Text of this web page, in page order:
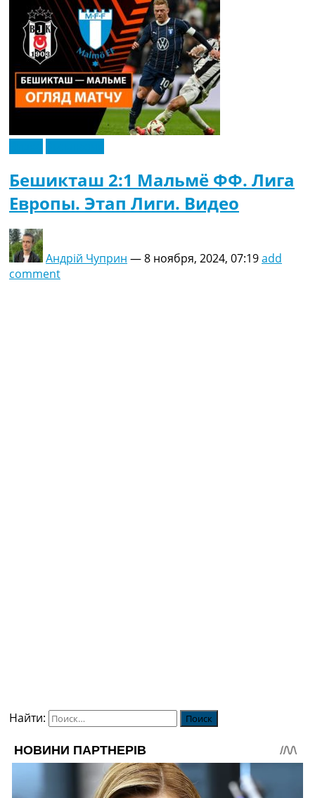
Бешикташ 2:1 Мальмё ФФ. Лига
Европы. Этап Лиги. Видео
Андрій Чуприн —8 ноября, 2024, 07:19add
comment
Найти: